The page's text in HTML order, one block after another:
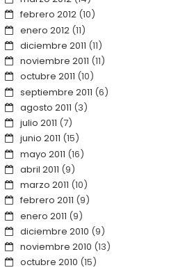
febrero 2012(10)
enero 2012(11)
diciembre 2011 (11)
noviembre 2011 (11)
octubre 2011 (10)
septiembre 2011 (6)
agosto 2011 (3)
julio 2011 (7)
junio 2011 (15)
mayo 2011 (16)
abril 2011 (9)
marzo 2011 (10)
febrero 2011 (9)
enero 2011 (9)
diciembre 2010 (9)
noviembre 2010 (13)
octubre 2010 (15)